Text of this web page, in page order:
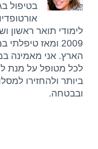
בטיפול
לימודי תואר ראשון
2009 ומאז
הארץ. אני מאמינה
לכל מטופל על מנת
ביותר ולהחזירו
ובבטחה.